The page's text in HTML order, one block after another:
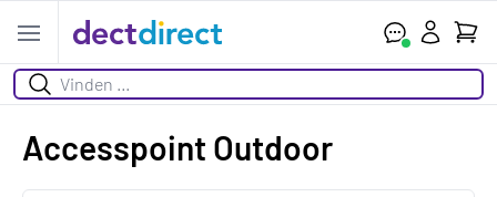
Open menu
Suchen
Ihr
Accesspoint Outdoor